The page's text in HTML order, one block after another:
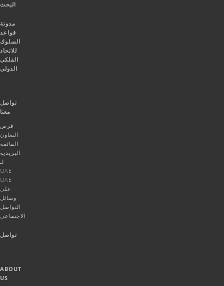
البحث
مدونة
قواعد
السلوك
للاتحاد
الفلكي
الدولي
تواصل
معنا
فرص
التعاون
القائمة
البريدية
لـ
OAE
OAE
على
وسائل
التواصل
الاجتماعي
تواصل
ABOUT
US